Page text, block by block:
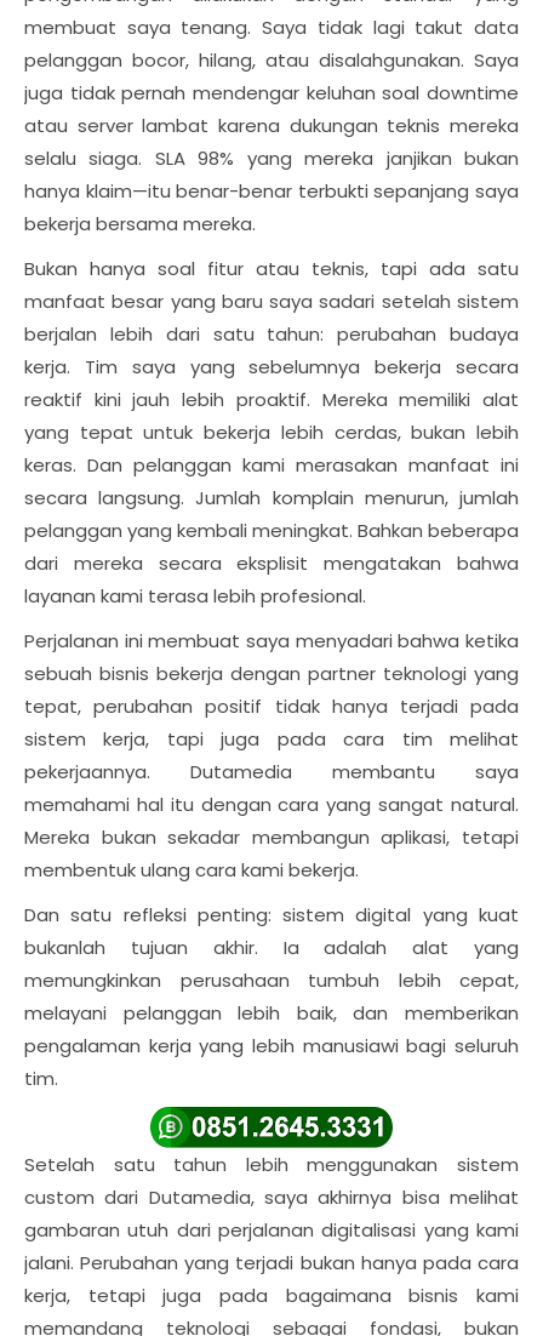
membuat saya tenang. Saya tidak lagi takut data
pelanggan bocor, hilang, atau disalahgunakan. Saya
juga tidak pernah mendengar keluhan soal downtime
atau server lambat karena dukungan teknis mereka
selalu siaga. SLA 98% yang mereka janjikan bukan
hanya klaim—itu benar-benar terbukti sepanjang saya
bekerja bersama mereka.
Bukan hanya soal fitur atau teknis, tapi ada satu
manfaat besar yang baru saya sadari setelah sistem
berjalan lebih dari satu tahun: perubahan budaya
kerja. Tim saya yang sebelumnya bekerja secara
reaktif kini jauh lebih proaktif. Mereka memiliki alat
yang tepat untuk bekerja lebih cerdas, bukan lebih
keras. Dan pelanggan kami merasakan manfaat ini
secara langsung. Jumlah komplain menurun, jumlah
pelanggan yang kembali meningkat. Bahkan beberapa
dari mereka secara eksplisit mengatakan bahwa
layanan kami terasa lebih profesional.
Perjalanan ini membuat saya menyadari bahwa ketika
sebuah bisnis bekerja dengan partner teknologi yang
tepat, perubahan positif tidak hanya terjadi pada
sistem kerja, tapi juga pada cara tim melihat
pekerjaannya. Dutamedia membantu saya
memahami hal itu dengan cara yang sangat natural.
Mereka bukan sekadar membangun aplikasi, tetapi
membentuk ulang cara kami bekerja.
Dan satu refleksi penting: sistem digital yang kuat
bukanlah tujuan akhir. Ia adalah alat yang
memungkinkan perusahaan tumbuh lebih cepat,
melayani pelanggan lebih baik, dan memberikan
pengalaman kerja yang lebih manusiawi bagi seluruh
tim.
Setelah satu tahun lebih menggunakan sistem
custom dari Dutamedia, saya akhirnya bisa melihat
gambaran utuh dari perjalanan digitalisasi yang kami
jalani. Perubahan yang terjadi bukan hanya pada cara
kerja, tetapi juga pada bagaimana bisnis kami
memandang teknologi sebagai fondasi, bukan